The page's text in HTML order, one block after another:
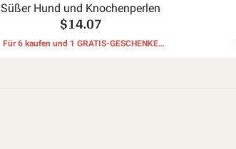
Süßer Hund und Knochenperlen
$14.07
Für 6 kaufen und 1 GRATIS-GESCHENKE